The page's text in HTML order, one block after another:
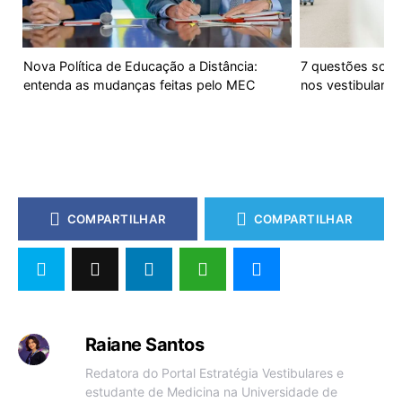
Nova Política de Educação a Distância:
entenda as mudanças feitas pelo MEC
7 questões
nos
COMPARTILHAR COMPARTILHAR
Raiane Santos
Redatora do Portal Estratégia Vestibulares e
estudante de Medicina na Universidade de